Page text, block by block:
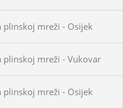
mreži - Osijek
mreži - Vukovar
mreži - Osijek